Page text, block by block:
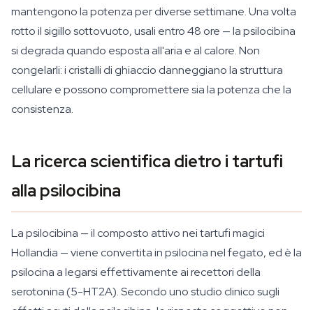
mantengono la potenza per diverse settimane. Una volta
rotto il sigillo sottovuoto, usali entro 48 ore — la psilocibina
si degrada quando esposta all'aria e al calore. Non
congelarli: i cristalli di ghiaccio danneggiano la struttura
cellulare e possono compromettere sia la potenza che la
consistenza.
La ricerca scientifica dietro i tartufi
alla psilocibina
La psilocibina — il composto attivo nei tartufi magici
Hollandia — viene convertita in psilocina nel fegato, ed è la
psilocina a legarsi effettivamente ai recettori della
serotonina (5-HT2A). Secondo uno studio clinico sugli